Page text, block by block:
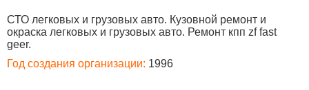
СТО легковых и грузовых авто. Кузовной ремонт и
окраска легковых и грузовых авто. Ремонт кпп zf fast
geer.
Год создания организации: 1996